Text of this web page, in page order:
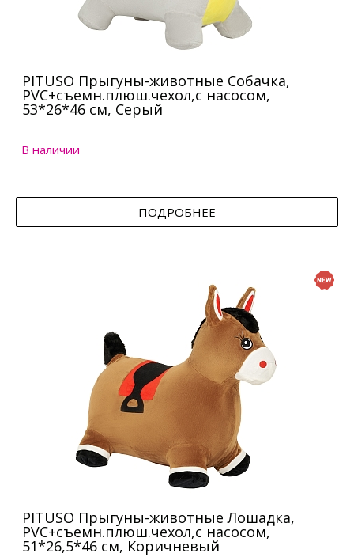
PITUSO Прыгуны-животные Собачка,
PVC+съемн.плюш.чехол,с насосом,
53*26*46 см, Серый
В наличии
ПОДРОБНЕЕ
PITUSO Прыгуны-животные Лошадка,
PVC+съемн.плюш.чехол,с насосом,
51*26,5*46 см, Коричневый